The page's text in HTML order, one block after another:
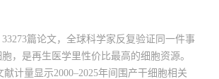
篇论文，全球科学家反复验证同一件事
，是再生医学里性价比最高的细胞资源。
献计量显示2000–2025年间围产干细胞相关